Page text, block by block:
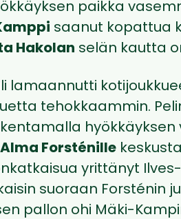
paikka
saanut kopattua
Hakolan selän kautta
tehokkaammin.
hyökkäyksen
Alma Forsténille
yrittänyt
suoraan Forsténin
pallon ohi Mäki-